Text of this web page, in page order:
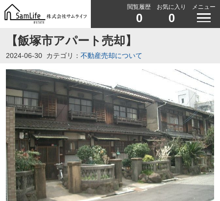
閲覧履歴
0
お気に入り
0
メニュー
【飯塚市アパート売却】
2024-06-30 カテゴリ： 不動産売却について